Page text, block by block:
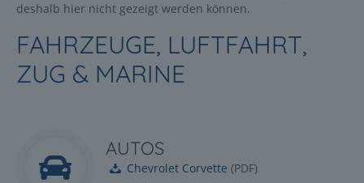
deshalb hier nicht gezeigt werden können.
FAHRZEUGE, LUFTFAHRT,
ZUG & MARINE
AUTOS
Chevrolet Corvette (PDF)